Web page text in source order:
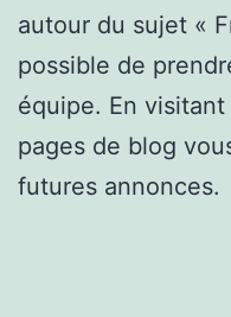
autour du sujet «
possible de
équipe. En
pages de blog
futures annonces.